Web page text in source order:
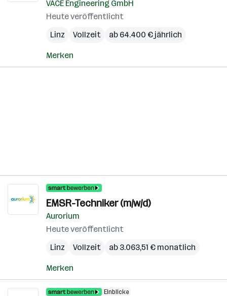
VACE Engineering GmbH
Heute veröffentlicht
Linz
Vollzeit ab 64.400 € jährlich
Merken
EMSR-Techniker (m/w/d)
Aurorium
Heute veröffentlicht
Linz
Vollzeit ab 3.063,51 € monatlich
Merken
Einblicke